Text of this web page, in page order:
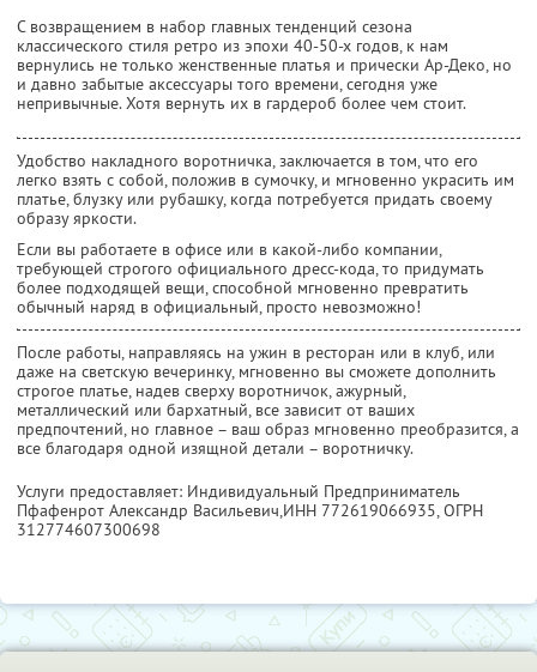
С возвращением в набор главных тенденций сезона
классического стиля ретро из эпохи 40-50-х годов, к нам
вернулись не только женственные платья и прически Ар-Деко, но
и давно забытые аксессуары того времени, сегодня уже
непривычные. Хотя вернуть их в гардероб более чем стоит.
Удобство накладного воротничка, заключается в том, что его
легко взять с собой, положив в сумочку, и мгновенно украсить им
платье, блузку или рубашку, когда потребуется придать своему
образу яркости.
Если вы работаете в офисе или в какой-либо компании,
требующей строгого официального дресс-кода, то придумать
более подходящей вещи, способной мгновенно превратить
обычный наряд в официальный, просто невозможно!
После работы, направляясь на ужин в ресторан или в клуб, или
даже на светскую вечеринку, мгновенно вы сможете дополнить
строгое платье, надев сверху воротничок, ажурный,
металлический или бархатный, все зависит от ваших
предпочтений, но главное – ваш образ мгновенно преобразится, а
все благодаря одной изящной детали – воротничку.
Услуги предоставляет: Индивидуальный Предприниматель
Пфафенрот Александр Васильевич,ИНН 772619066935, ОГРН
312774607300698